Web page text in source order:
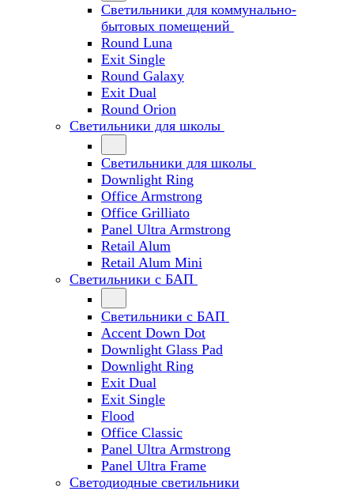
Светильники для коммунально-
бытовых помещений
Round Luna
Exit Single
Round Galaxy
Exit Dual
Round Orion
Светильники для школы
Светильники для школы
Downlight Ring
Office Armstrong
Office Grilliato
Panel Ultra Armstrong
Retail Alum
Retail Alum Mini
Светильники с БАП
Светильники с БАП
Accent Down Dot
Downlight Glass Pad
Downlight Ring
Exit Dual
Exit Single
Flood
Office Classic
Panel Ultra Armstrong
Panel Ultra Frame
Светодиодные светильники